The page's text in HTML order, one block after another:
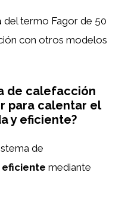
del termo Fagor de 50
con otros modelos
de calefacción
para calentar el
y eficiente?
de
mediante